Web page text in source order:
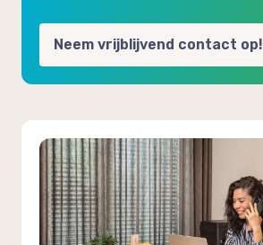
Neem vrijblijvend contact op!